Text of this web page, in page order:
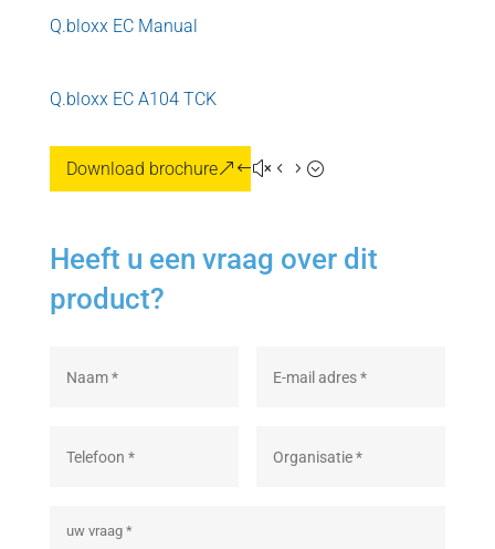
Q.bloxx EC Manual
Q.bloxx EC A104 TCK
Download brochure
Heeft u een vraag over dit
product?